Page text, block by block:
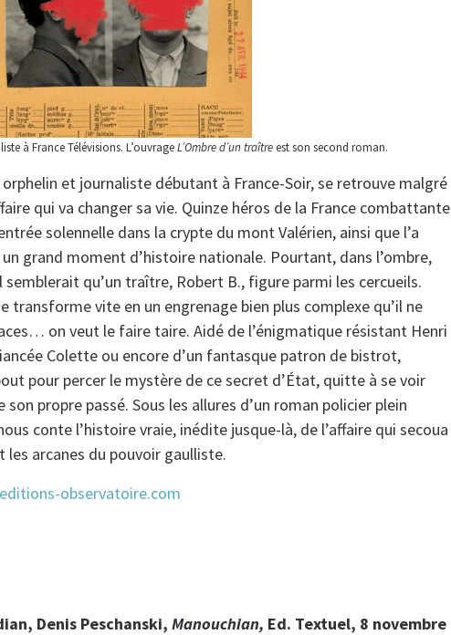
à France Télévisions. L’ouvrageL’Ombre d’un traîtreest son second roman.
orphelin et journaliste débutant à France-Soir, se retrouve malgré
qui va changer sa vie. Quinze héros de la France combattante
solennelle dans la crypte du mont Valérien, ainsi que l’a
un grand moment d’histoire nationale. Pourtant, dans l’ombre,
semblerait qu’un traître, Robert B., figure parmi les cercueils.
transforme vite en un engrenage bien plus complexe qu’il ne
on veut le faire taire. Aidé de l’énigmatique résistant Henri
Colette ou encore d’un fantasque patron de bistrot,
pour percer le mystère de ce secret d’État, quitte à se voir
propre passé. Sous les allures d’un roman policier plein
conte l’histoire vraie, inédite jusque-là, de l’affaire qui secoua
les arcanes du pouvoir gaulliste.
observatoire.com
Denis Peschanski, Manouchian, Ed. Textuel, 8 novembre